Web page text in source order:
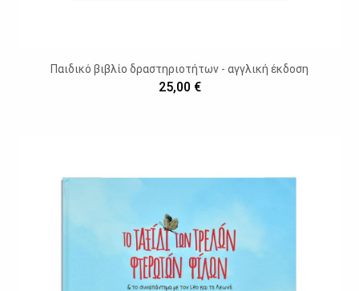
Παιδικό βιβλίο δραστηριοτήτων - αγγλική έκδοση
25,00 €